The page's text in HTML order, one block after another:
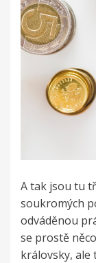
A tak jsou tu
soukromých
odváděnou
se prostě
královsky, ale